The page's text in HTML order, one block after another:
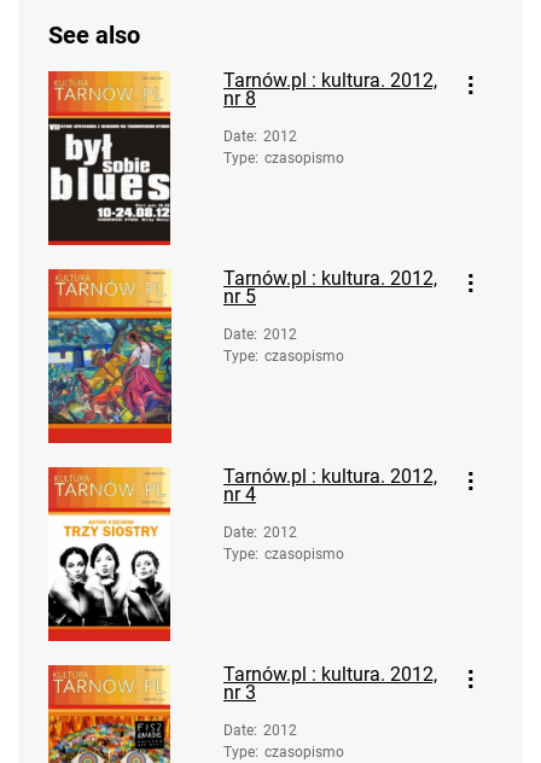
See also
Tarnów.pl : kultura. 2012,
nr 8
Date: 2012
Type: czasopismo
Tarnów.pl : kultura. 2012,
nr 5
Date: 2012
Type: czasopismo
Tarnów.pl : kultura. 2012,
nr 4
Date: 2012
Type: czasopismo
Tarnów.pl : kultura. 2012,
nr 3
Date: 2012
Type: czasopismo